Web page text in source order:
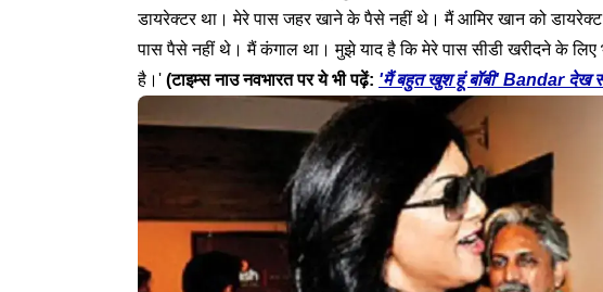
डायरेक्टर था। मेरे पास जहर खाने के पैसे नहीं थे। मैं आमिर खान को
पास पैसे नहीं थे। मैं कंगाल था। मुझे याद है कि मेरे पास सीडी खरीदने के
है।' (टाइम्स नाउ नवभारत पर ये भी पढ़ें: 'मैं बहुत खुश हूं बॉबी' Bandar देख